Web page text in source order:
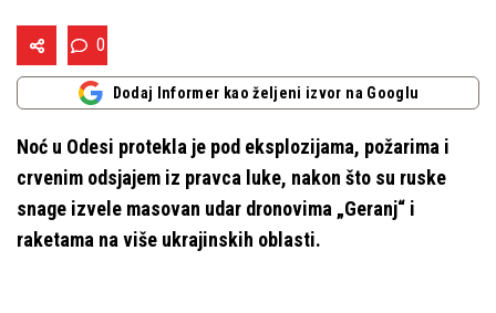
0
Dodaj Informer kao željeni izvor na Googlu
Noć u Odesi protekla je pod eksplozijama, požarima i
crvenim odsjajem iz pravca luke, nakon što su ruske
snage izvele masovan udar dronovima „Geranj“ i
raketama na više ukrajinskih oblasti.